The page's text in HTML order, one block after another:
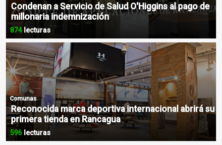
Condenan a Servicio de Salud O'Higgins al pago de
millonaria indemnización
874lecturas
Comunas
Reconocida marca deportiva internacional abrirá su
primera tienda en Rancagua
596lecturas